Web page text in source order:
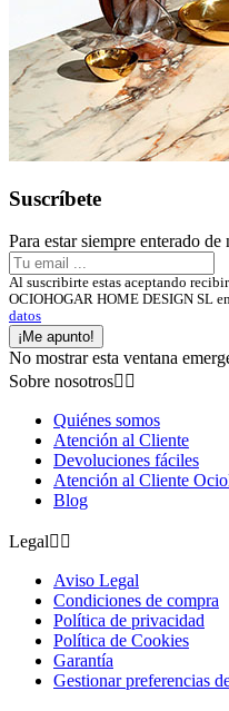
Suscríbete
Para estar siempre enterado
Al suscribirte estas aceptando
OCIOHOGAR HOME DESIGN SL
datos
¡Me apunto!
No mostrar esta ventana
Sobre nosotros 
Quiénes somos
Atención al Cliente
Devoluciones fáciles
Atención al Cliente
Blog
Legal 
Aviso Legal
Condiciones de compra
Política de privacidad
Política de Cookies
Garantía
Gestionar preferencias